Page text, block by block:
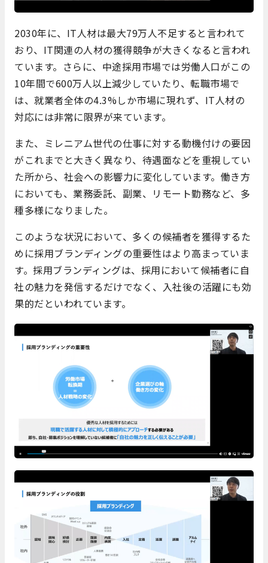
2030年に、IT人材は最大79万人不足すると言われて
おり、IT関連の人材の獲得競争が大きくなると言われ
ています。さらに、中途採用市場では労働人口がこの
10年間で600万人以上減少していたり、転職市場で
は、就業者全体の4.3%しか市場に現れず、IT人材の
対応には非常に限界が来ています。
また、ミレニアム世代の仕事に対する動機付けの要因
がこれまでと大きく異なり、待遇面などを重視してい
た所から、社会への影響力に変化しています。働き方
においても、業務委託、副業、リモート勤務など、多
種多様になりました。
このような状況において、多くの候補者を獲得するた
めに採用ブランディングの重要性はより高まっていま
す。採用ブランディングは、採用において候補者に自
社の魅力を発信するだけでなく、入社後の活躍にも効
果的だといわれています。